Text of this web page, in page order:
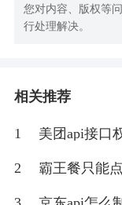
您对内容、版权等
行处理解决。
相关推荐
1 美团api接口
2 霸王餐只能